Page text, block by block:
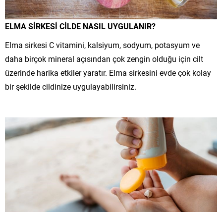
ELMA SİRKESİ CİLDE NASIL UYGULANIR?
Elma sirkesi C vitamini, kalsiyum, sodyum, potasyum ve
daha birçok mineral açısından çok zengin olduğu için cilt
üzerinde harika etkiler yaratır. Elma sirkesini evde çok kolay
bir şekilde cildinize uygulayabilirsiniz.